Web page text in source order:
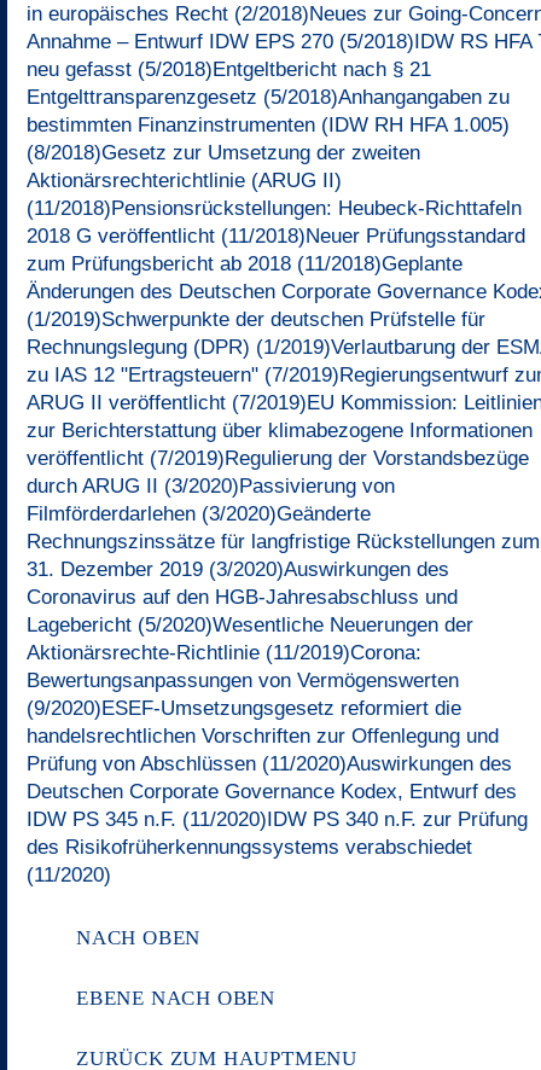
in europäisches Recht (2/2018)Neues zur Going-
Annahme – Entwurf IDW EPS 270 (5/2018)IDW RS HFA
neu gefasst (5/2018)Entgeltbericht nach § 21
Entgelttransparenzgesetz (5/2018)Anhangangaben zu
bestimmten Finanzinstrumenten (IDW RH HFA 1.005)
(8/2018)Gesetz zur Umsetzung der zweiten
Aktionärsrechterichtlinie (ARUG II)
(11/2018)Pensionsrückstellungen: Heubeck-Richttafeln
2018 G veröffentlicht (11/2018)Neuer Prüfungsstandard
zum Prüfungsbericht ab 2018 (11/2018)Geplante
Änderungen des Deutschen Corporate Governance
(1/2019)Schwerpunkte der deutschen Prüfstelle für
Rechnungslegung (DPR) (1/2019)Verlautbarung der
zu IAS 12 "Ertragsteuern" (7/2019)Regierungsentwurf
ARUG II veröffentlicht (7/2019)EU Kommission:
zur Berichterstattung über klimabezogene Informationen
veröffentlicht (7/2019)Regulierung der Vorstandsbezüge
durch ARUG II (3/2020)Passivierung von
Filmförderdarlehen (3/2020)Geänderte
Rechnungszinssätze für langfristige Rückstellungen zum
31. Dezember 2019 (3/2020)Auswirkungen des
Coronavirus auf den HGB-Jahresabschluss und
Lagebericht (5/2020)Wesentliche Neuerungen der
Aktionärsrechte-Richtlinie (11/2019)Corona:
Bewertungsanpassungen von Vermögenswerten
(9/2020)ESEF-Umsetzungsgesetz reformiert die
handelsrechtlichen Vorschriften zur Offenlegung und
Prüfung von Abschlüssen (11/2020)Auswirkungen des
Deutschen Corporate Governance Kodex, Entwurf des
IDW PS 345 n.F. (11/2020)IDW PS 340 n.F. zur Prüfung
des Risikofrüherkennungssystems verabschiedet
(11/2020)
NACH OBEN
EBENE NACH OBEN
ZURÜCK ZUM HAUPTMENU